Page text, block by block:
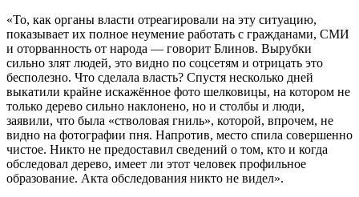
«То, как органы власти отреагировали на эту ситуацию,
показывает их полное неумение работать с гражданами, СМИ
и оторванность от народа — говорит Блинов. Вырубки
сильно злят людей, это видно по соцсетям и отрицать это
бесполезно. Что сделала власть? Спустя несколько дней
выкатили крайне искажённое фото шелковицы, на котором не
только дерево сильно наклонено, но и столбы и люди,
заявили, что была «стволовая гниль», которой, впрочем, не
видно на фотографии пня. Напротив, место спила совершенно
чистое. Никто не предоставил сведений о том, кто и когда
обследовал дерево, имеет ли этот человек профильное
образование. Акта обследования никто не видел».